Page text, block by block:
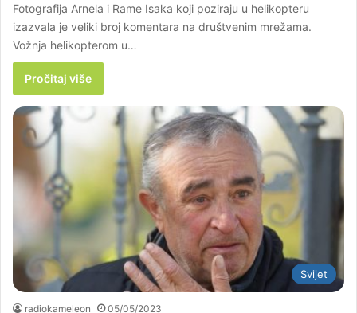
Fotografija Arnela i Rame Isaka koji poziraju u helikopteru
izazvala je veliki broj komentara na društvenim mrežama.
Vožnja helikopterom u…
Pročitaj više
Svijet
radiokameleon 05/05/2023